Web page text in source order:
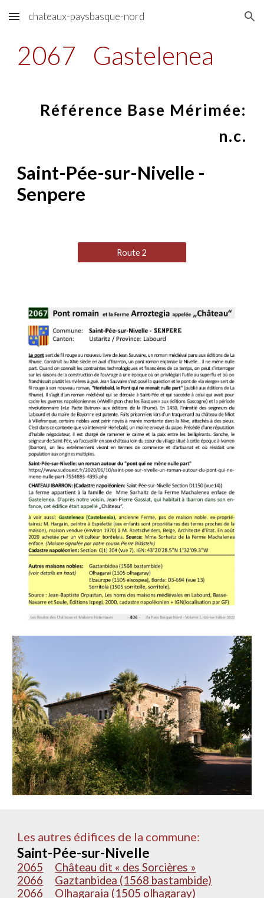
Skip to main content Skip to navigation
chateaux-paysbasque-nord
2067 Gastelenea
Référence Base Mérimée:
n.c.
Saint-Pée-sur-Nivelle -
Senpere
Route 2
Les autres édifices de la commune:
Saint-Pée-sur-Nivelle
2065
Château dit « des Sorcières »
2066
Gaztanbidea (1568 bastambide)
2066
Olhagaraia (1505 olhagaray)